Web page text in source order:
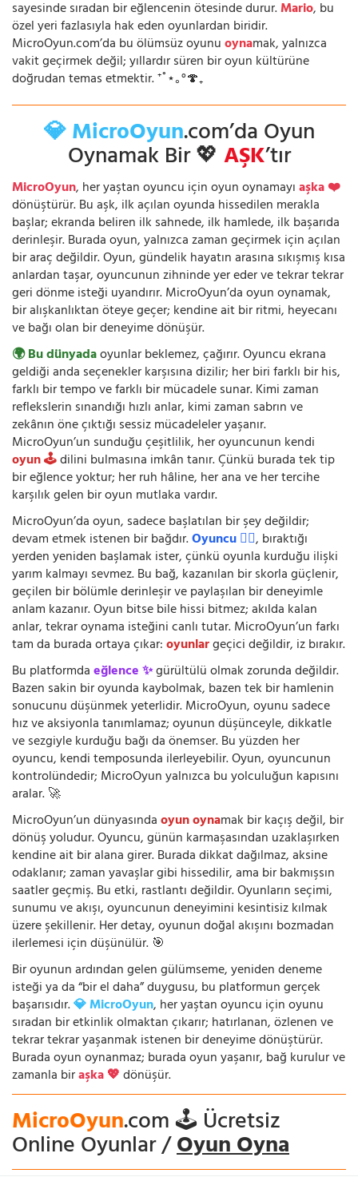
sayesinde sıradan bir eğlencenin ötesinde durur.Mario, bu
özel yeri fazlasıyla hak eden oyunlardan biridir.
MicroOyun.com’da bu ölümsüz oyunuoynamak, yalnızca
vakit geçirmek değil; yıllardır süren bir oyun kültürüne
doğrudan temas etmektir. ⁺˚⋆｡°🍄₊
💎 MicroOyun.com’da Oyun
Oynamak Bir 💖AŞK’tır
MicroOyun, her yaştan oyuncu için oyun oynamayıaşka ❤️
dönüştürür. Bu aşk, ilk açılan oyunda hissedilen merakla
başlar; ekranda beliren ilk sahnede, ilk hamlede, ilk başarıda
derinleşir. Burada oyun, yalnızca zaman geçirmek için açılan
bir araç değildir. Oyun, gündelik hayatın arasına sıkışmış kısa
anlardan taşar, oyuncunun zihninde yer eder ve tekrar tekrar
geri dönme isteği uyandırır. MicroOyun’da oyun oynamak,
bir alışkanlıktan öteye geçer; kendine ait bir ritmi, heyecanı
ve bağı olan bir deneyime dönüşür.
🌍 Bu dünyadaoyunlar beklemez, çağırır. Oyuncu ekrana
geldiği anda seçenekler karşısına dizilir; her biri farklı bir his,
farklı bir tempo ve farklı bir mücadele sunar. Kimi zaman
reflekslerin sınandığı hızlı anlar, kimi zaman sabrın ve
zekânın öne çıktığı sessiz mücadeleler yaşanır.
MicroOyun’un sunduğu çeşitlilik, her oyuncunun kendi
oyun 🕹️dilini bulmasına imkân tanır. Çünkü burada tek tip
bir eğlence yoktur; her ruh hâline, her ana ve her tercihe
karşılık gelen bir oyun mutlaka vardır.
MicroOyun’da oyun, sadece başlatılan bir şey değildir;
devam etmek istenen bir bağdır.Oyuncu 🧍‍♂️, bıraktığı
yerden yeniden başlamak ister, çünkü oyunla kurduğu ilişki
yarım kalmayı sevmez. Bu bağ, kazanılan bir skorla güçlenir,
geçilen bir bölümle derinleşir ve paylaşılan bir deneyimle
anlam kazanır. Oyun bitse bile hissi bitmez; akılda kalan
anlar, tekrar oynama isteğini canlı tutar. MicroOyun’un farkı
tam da burada ortaya çıkar:oyunlargeçici değildir, iz bırakır.
Bu platformdaeğlence ✨gürültülü olmak zorunda değildir.
Bazen sakin bir oyunda kaybolmak, bazen tek bir hamlenin
sonucunu düşünmek yeterlidir. MicroOyun, oyunu sadece
hız ve aksiyonla tanımlamaz; oyunun düşünceyle, dikkatle
ve sezgiyle kurduğu bağı da önemser. Bu yüzden her
oyuncu, kendi temposunda ilerleyebilir. Oyun, oyuncunun
kontrolündedir; MicroOyun yalnızca bu yolculuğun kapısını
aralar. 🚀
MicroOyun’un dünyasındaoyun oynamak bir kaçış değil, bir
dönüş yoludur. Oyuncu, günün karmaşasından uzaklaşırken
kendine ait bir alana girer. Burada dikkat dağılmaz, aksine
odaklanır; zaman yavaşlar gibi hissedilir, ama bir bakmışsın
saatler geçmiş. Bu etki, rastlantı değildir. Oyunların seçimi,
sunumu ve akışı, oyuncunun deneyimini kesintisiz kılmak
üzere şekillenir. Her detay, oyunun doğal akışını bozmadan
ilerlemesi için düşünülür. 🎯
Bir oyunun ardından gelen gülümseme, yeniden deneme
isteği ya da “bir el daha” duygusu, bu platformun gerçek
başarısıdır.💎 MicroOyun, her yaştan oyuncu için oyunu
sıradan bir etkinlik olmaktan çıkarır; hatırlanan, özlenen ve
tekrar tekrar yaşanmak istenen bir deneyime dönüştürür.
Burada oyun oynanmaz; burada oyun yaşanır, bağ kurulur ve
zamanla biraşka 💖dönüşür.
MicroOyun.com 🕹️ Ücretsiz
Online Oyunlar /Oyun Oyna